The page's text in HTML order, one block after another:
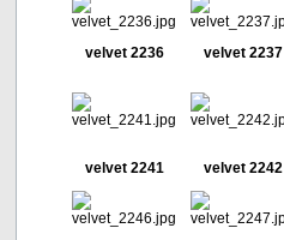
velvet 2236 velvet 2237
velvet 2241 velvet 2242